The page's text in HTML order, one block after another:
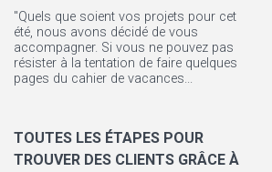
"Quels que soient vos projets pour cet
été, nous avons décidé de vous
accompagner. Si vous ne pouvez pas
résister à la tentation de faire quelques
pages du cahier de vacances...
TOUTES LES ÉTAPES POUR
TROUVER DES CLIENTS GRÂCE À